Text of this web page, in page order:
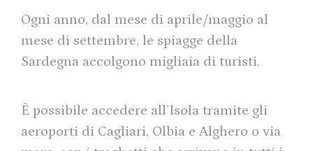
Ogni anno, dal mese di aprile/maggio al
mese di settembre, le spiagge della
Sardegna accolgono migliaia di turisti.
È possibile accedere all’Isola tramite gli
aeroporti di Cagliari, Olbia e Alghero o via